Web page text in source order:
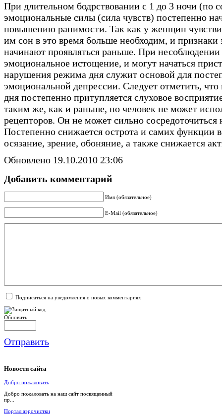
При длительном бодрствовании с 1 до 3 ночи (по
эмоциональные силы (сила чувств) постепенно
повышению ранимости. Так как у женщин
им сон в это время больше необходим, и
начинают проявляться раньше. При
эмоциональное истощение, и могут начаться
нарушения режима дня служит основой для
эмоциональной депрессии. Следует отметить,
дня постепенно притупляется слуховое
таким же, как и раньше, но человек не может
рецепторов. Он не может сильно
Постепенно снижается острота и самих функции
осязание, зрение, обоняние, а также снижается
Обновлено 19.10.2010 23:06
Добавить комментарий
Имя (обязательное)
E-Mail (обязательное)
Подписаться на уведомления о новых комментариях
Обновить
Отправить
Новости сайта
Добро пожаловать
Добро пожаловать на наш сайт посвященный
пр...
Портал аэрочистки